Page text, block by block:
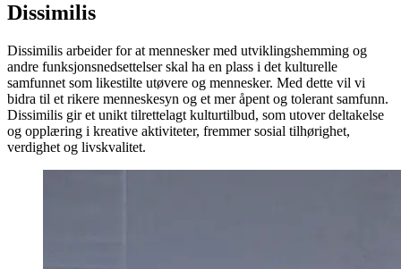
Dissimilis
Dissimilis arbeider for at mennesker med utviklingshemming og
andre funksjonsnedsettelser skal ha en plass i det kulturelle
samfunnet som likestilte utøvere og mennesker. Med dette vil vi
bidra til et rikere menneskesyn og et mer åpent og tolerant samfunn.
Dissimilis gir et unikt tilrettelagt kulturtilbud, som utover deltakelse
og opplæring i kreative aktiviteter, fremmer sosial tilhørighet,
verdighet og livskvalitet.